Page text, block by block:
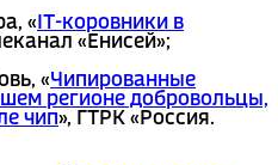
« IT-коровники в
«Енисей»;
«Чипированные
регионе добровольцы,
чип», ГТРК «Россия.